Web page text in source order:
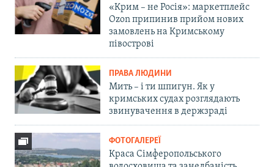
«Крим – не Росія»: маркетплейс
Ozon припинив прийом нових
замовлень на Кримському
півострові
ПРАВА ЛЮДИНИ
Мить – і ти шпигун. Як у
кримських судах розглядають
звинувачення в держзраді
ФОТОГАЛЕРЕЇ
Краса Сімферопольського